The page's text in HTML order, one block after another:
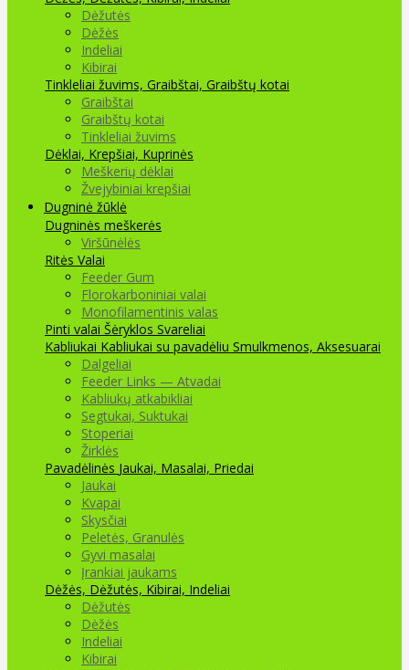
Dėžutės
Dėžės
Indeliai
Kibirai
Tinkleliai žuvims, Graibštai, Graibštų kotai
Graibštai
Graibštų kotai
Tinkleliai žuvims
Dėklai, Krepšiai, Kuprinės
Meškerių dėklai
Žvejybiniai krepšiai
Dugninė žūklė
Dugninės meškerės
Viršūnėlės
Ritės Valai
Feeder Gum
Florokarboniniai valai
Monofilamentinis valas
Pinti valai Šėryklos Svareliai
Kabliukai Kabliukai su pavadėliu Smulkmenos, Aksesuarai
Dalgeliai
Feeder Links — Atvadai
Kabliukų atkabikliai
Segtukai, Suktukai
Stoperiai
Žirklės
Pavadėlinės Jaukai, Masalai, Priedai
Jaukai
Kvapai
Skysčiai
Peletės, Granulės
Gyvi masalai
Įrankiai jaukams
Dėžės, Dėžutės, Kibirai, Indeliai
Dėžutės
Dėžės
Indeliai
Kibirai